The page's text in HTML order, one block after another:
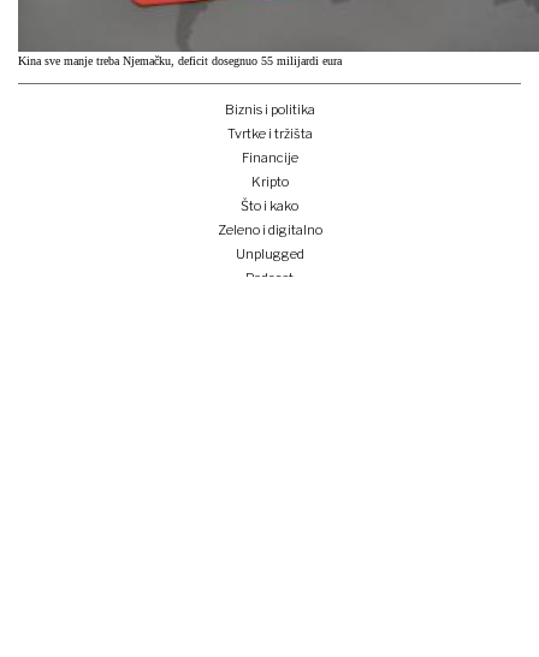
Kina sve manje treba Njemačku, deficit dosegnuo 55 milijardi eura
Biznis i politika
Tvrtke i tržišta
Financije
Kripto
Što i kako
Zeleno i digitalno
Unplugged
Podcast